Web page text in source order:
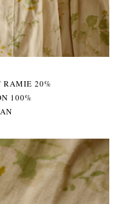
RAMIE 20%
100%